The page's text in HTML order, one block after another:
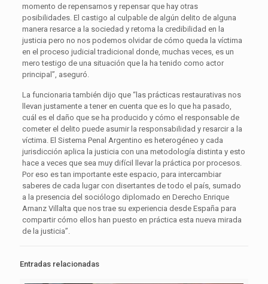
momento de repensarnos y repensar que hay otras
posibilidades. El castigo al culpable de algún delito de alguna
manera resarce a la sociedad y retoma la credibilidad en la
justicia pero no nos podemos olvidar de cómo queda la víctima
en el proceso judicial tradicional donde, muchas veces, es un
mero testigo de una situación que la ha tenido como actor
principal”, aseguró.
La funcionaria también dijo que “las prácticas restaurativas nos
llevan justamente a tener en cuenta que es lo que ha pasado,
cuál es el daño que se ha producido y cómo el responsable de
cometer el delito puede asumir la responsabilidad y resarcir a la
víctima. El Sistema Penal Argentino es heterogéneo y cada
jurisdicción aplica la justicia con una metodología distinta y esto
hace a veces que sea muy difícil llevar la práctica por procesos.
Por eso es tan importante este espacio, para intercambiar
saberes de cada lugar con disertantes de todo el país, sumado
a la presencia del sociólogo diplomado en Derecho Enrique
Arnanz Villalta que nos trae su experiencia desde España para
compartir cómo ellos han puesto en práctica esta nueva mirada
de la justicia”.
Entradas relacionadas